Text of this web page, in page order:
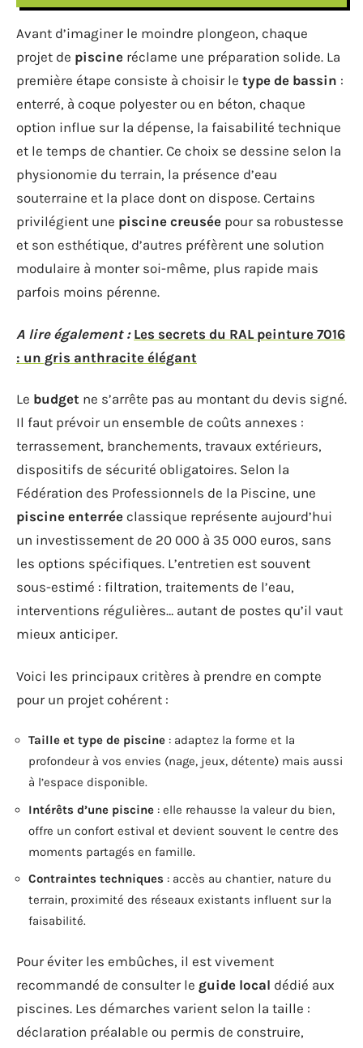
Avant d’imaginer le moindre plongeon, chaque
projet de piscine réclame une préparation solide. La
première étape consiste à choisir le type de bassin :
enterré, à coque polyester ou en béton, chaque
option influe sur la dépense, la faisabilité technique
et le temps de chantier. Ce choix se dessine selon la
physionomie du terrain, la présence d’eau
souterraine et la place dont on dispose. Certains
privilégient une piscine creusée pour sa robustesse
et son esthétique, d’autres préfèrent une solution
modulaire à monter soi-même, plus rapide mais
parfois moins pérenne.
A lire également : Les secrets du RAL peinture 7016
: un gris anthracite élégant
Le budget ne s’arrête pas au montant du devis signé.
Il faut prévoir un ensemble de coûts annexes :
terrassement, branchements, travaux extérieurs,
dispositifs de sécurité obligatoires. Selon la
Fédération des Professionnels de la Piscine, une
piscine enterrée classique représente aujourd’hui
un investissement de 20 000 à 35 000 euros, sans
les options spécifiques. L’entretien est souvent
sous-estimé : filtration, traitements de l’eau,
interventions régulières… autant de postes qu’il vaut
mieux anticiper.
Voici les principaux critères à prendre en compte
pour un projet cohérent :
Taille et type de piscine : adaptez la forme et la
profondeur à vos envies (nage, jeux, détente) mais aussi
à l’espace disponible.
Intérêts d’une piscine : elle rehausse la valeur du bien,
offre un confort estival et devient souvent le centre des
moments partagés en famille.
Contraintes techniques : accès au chantier, nature du
terrain, proximité des réseaux existants influent sur la
faisabilité.
Pour éviter les embûches, il est vivement
recommandé de consulter le guide local dédié aux
piscines. Les démarches varient selon la taille :
déclaration préalable ou permis de construire,